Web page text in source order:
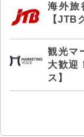
海外旅
【JTB
観光マ
大歓迎
ス】